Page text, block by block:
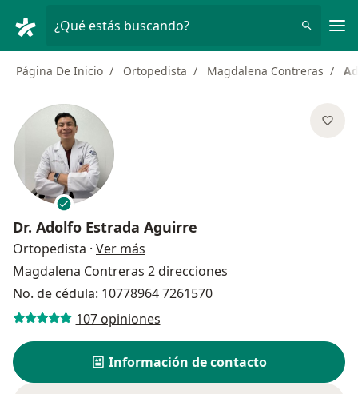
¿Qué estás buscando?
Página De Inicio Ortopedista Magdalena Contreras
Dr. Adolfo Estrada Aguirre
Ortopedista · Ver más
Magdalena Contreras 2 direcciones
No. de cédula: 10778964 7261570
107 opiniones
Información de contacto